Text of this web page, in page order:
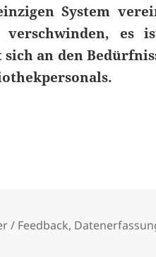
System
es
an den
hybriden
/ Feedback,
adé: